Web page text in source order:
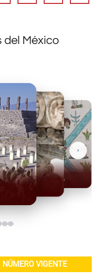
del México
Mexicas
›
NÚMERO VIGENTE